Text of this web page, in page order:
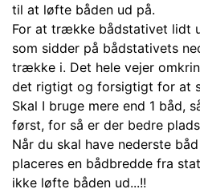
til at løfte båden ud på.
For at trække bådstativet lidt
som sidder på bådstativets
trække i. Det hele vejer
det rigtigt og forsigtigt for at
Skal I bruge mere end 1 båd,
først, for så er der bedre
Når du skal have nederste
placeres en bådbredde fra
ikke løfte båden ud...!!